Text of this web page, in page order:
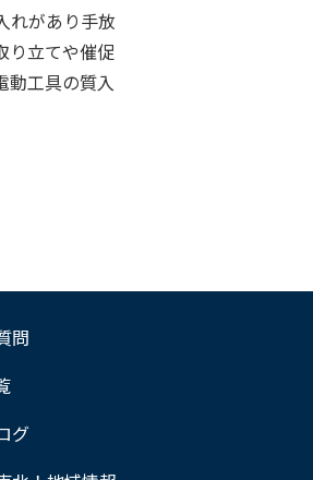
れがあり手放
り立てや催促
動工具の質入
問
グ